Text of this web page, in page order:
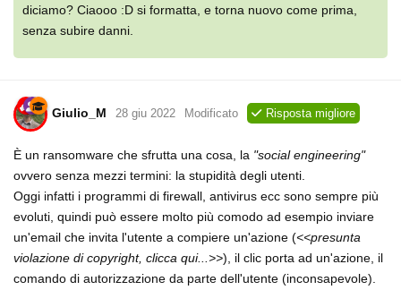
diciamo? Ciaooo :D si formatta, e torna nuovo come prima,
senza subire danni.
Giulio_M 28 giu 2022 Modificato Risposta migliore
È un ransomware che sfrutta una cosa, la "social engineering"
ovvero senza mezzi termini: la stupidità degli utenti.
Oggi infatti i programmi di firewall, antivirus ecc sono sempre più
evoluti, quindi può essere molto più comodo ad esempio inviare
un'email che invita l'utente a compiere un'azione (<<presunta
violazione di copyright, clicca qui...>>), il clic porta ad un'azione, il
comando di autorizzazione da parte dell'utente (inconsapevole).